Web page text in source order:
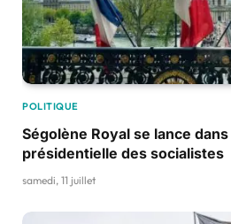
POLITIQUE
Ségolène Royal se lance
présidentielle des socialistes
samedi, 11 juillet